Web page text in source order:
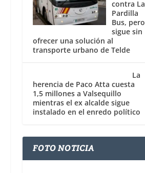
contra La
Pardilla
Bus, pero
sigue sin
ofrecer una solución al
transporte urbano de Telde
La
herencia de Paco Atta cuesta
1,5 millones a Valsequillo
mientras el ex alcalde sigue
instalado en el enredo político
FOTO NOTICIA